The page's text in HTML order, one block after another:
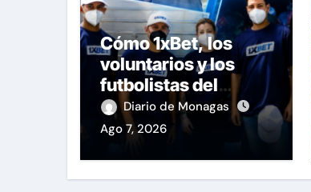
Cómo 1xBet, los
voluntarios y los
futbolistas del
Caracas Fútbol Club
juntaron fuerzas
Diario de Monagas
Ago 7, 2026